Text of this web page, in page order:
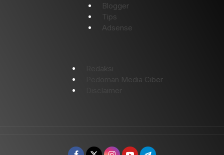
Blogger
Tips
Adsense
Redaksi
Pedoman Media Ciber